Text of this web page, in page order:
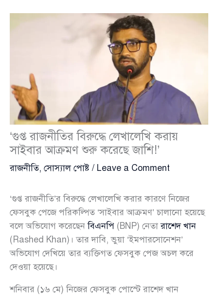
‘গুপ্ত রাজনীতির বিরুদ্ধে লেখালেখি করায়
সাইবার আক্রমণ শুরু করেছে জাশি!’
রাজনীতি, সোস্যাল পোষ্ট / Leave a Comment
‘গুপ্ত রাজনীতি’র বিরুদ্ধে লেখালেখি করার কারণে নিজের
ফেসবুক পেজে পরিকল্পিত ‘সাইবার আক্রমণ’ চালানো হয়েছে
বলে অভিযোগ করেছেনবিএনপি (BNP) নেতারাশেদ খান
(Rashed Khan)। তার দাবি, ভুয়া ‘ইমপারসোনেশন’
অভিযোগ দেখিয়ে তার ব্যক্তিগত ফেসবুক পেজ অচল করে
দেওয়া হয়েছে।
শনিবার (১৬ মে) নিজের ফেসবুক পোস্টে রাশেদ খান